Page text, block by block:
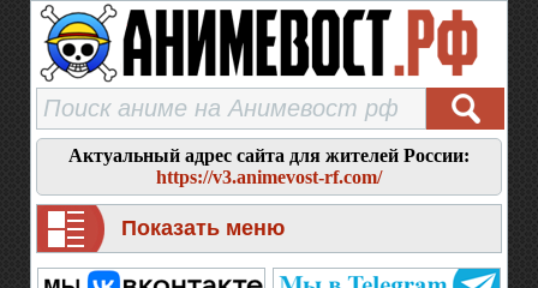
Актуальный адрес сайта для жителей России:
https://v3.animevost-rf.com/
Показать меню